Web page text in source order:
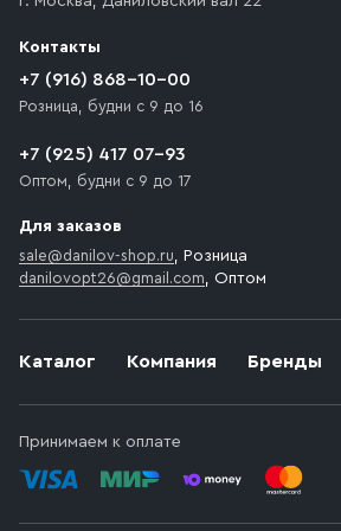
которое максимально близко к месту
движения. Если на территории места
доставки предусмотрен платный
необходимо компенсировать
Каталог Компания Бренды
Принимаем к оплате
Контакты
+7 (916) 868-10-00
Розница, будни с 9 до 16
+7 (925) 417 07-93
Оптом, будни с 9 до 17
Для заказов
sale@danilov-shop.ru, Розница
danilovopt26@gmail.com, Оптом